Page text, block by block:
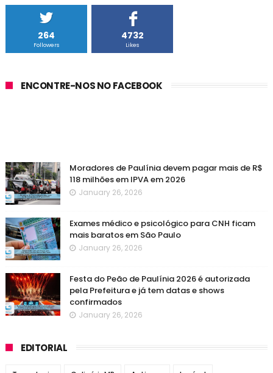
264
Followers
4732
Likes
ENCONTRE-NOS NO FACEBOOK
Moradores de Paulínia devem pagar mais de R$
118 milhões em IPVA em 2026
January 26, 2026
Exames médico e psicológico para CNH ficam
mais baratos em São Paulo
January 26, 2026
Festa do Peão de Paulínia 2026 é autorizada
pela Prefeitura e já tem datas e shows
confirmados
January 26, 2026
EDITORIAL